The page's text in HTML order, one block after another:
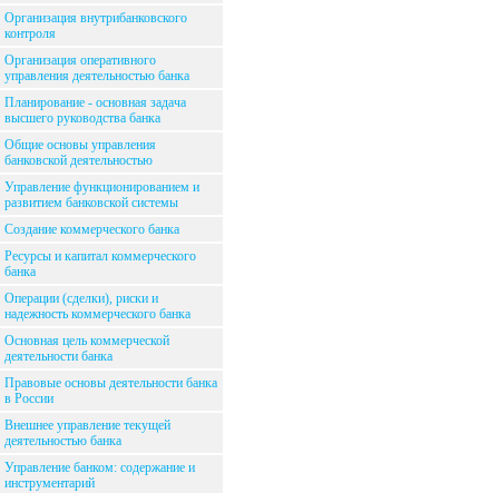
Организация внутрибанковского
контроля
Организация оперативного
управления деятельностью банка
Планирование - основная задача
высшего руководства банка
Общие основы управления
банковской деятельностью
Управление функционированием и
развитием банковской системы
Создание коммерческого банка
Ресурсы и капитал коммерческого
банка
Операции (сделки), риски и
надежность коммерческого банка
Основная цель коммерческой
деятельности банка
Правовые основы деятельности банка
в России
Внешнее управление текущей
деятельностью банка
Управление банком: содержание и
инструментарий